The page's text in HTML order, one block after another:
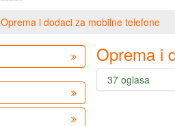
Oprema i dodaci za mobilne telefone
Oprema i
37 oglasa